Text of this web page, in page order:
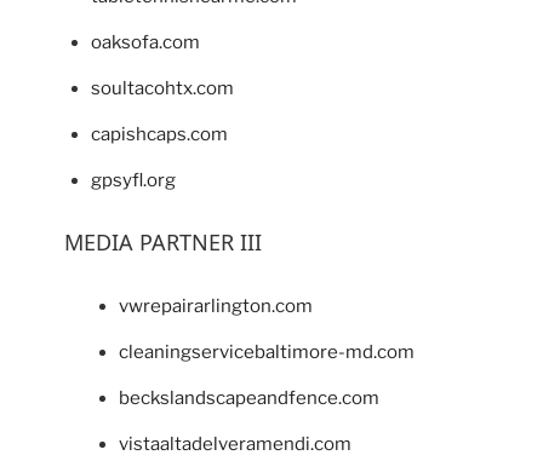
oaksofa.com
soultacohtx.com
capishcaps.com
gpsyfl.org
MEDIA PARTNER III
vwrepairarlington.com
cleaningservicebaltimore-md.com
beckslandscapeandfence.com
vistaaltadelveramendi.com